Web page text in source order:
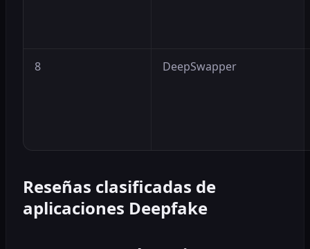
8 DeepSwapper
Reseñas clasificadas de
aplicaciones Deepfake